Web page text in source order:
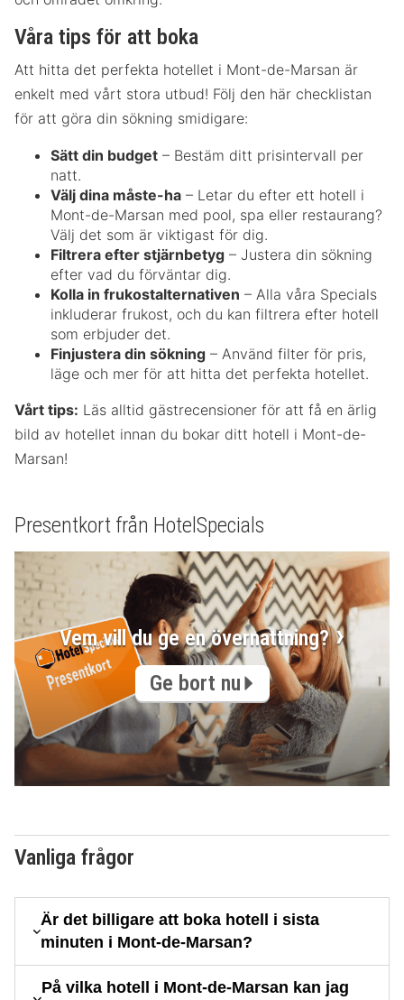
Våra tips för att boka
Att hitta det perfekta hotellet i Mont-de-Marsan är
enkelt med vårt stora utbud! Följ den här checklistan
för att göra din sökning smidigare:
Sätt din budget – Bestäm ditt prisintervall per
natt.
Välj dina måste-ha – Letar du efter ett hotell i
Mont-de-Marsan med pool, spa eller restaurang?
Välj det som är viktigast för dig.
Filtrera efter stjärnbetyg – Justera din sökning
efter vad du förväntar dig.
Kolla in frukostalternativen – Alla våra Specials
inkluderar frukost, och du kan filtrera efter hotell
som erbjuder det.
Finjustera din sökning – Använd filter för pris,
läge och mer för att hitta det perfekta hotellet.
Vårt tips: Läs alltid gästrecensioner för att få en ärlig
bild av hotellet innan du bokar ditt hotell i Mont-de-
Marsan!
Presentkort från HotelSpecials
Vem vill du ge en övernattning?
Ge bort nu
Vanliga frågor
Är det billigare att boka hotell i sista
minuten i Mont-de-Marsan?
På vilka hotell i Mont-de-Marsan kan jag